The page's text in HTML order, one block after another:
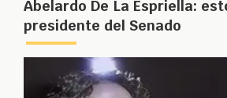
Abelardo De La Espriella:
presidente del Senado